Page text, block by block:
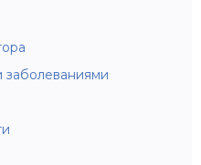
заболеваниями